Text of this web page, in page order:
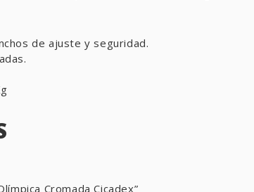
de ajuste y seguridad.
Cromada Cicadex”